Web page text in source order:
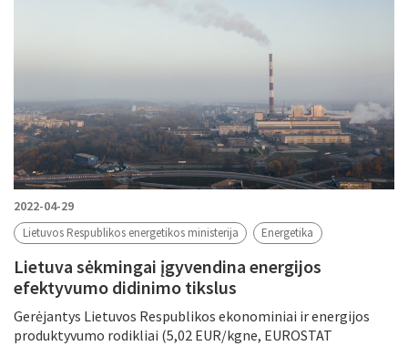
2022-04-29
Lietuvos Respublikos energetikos ministerija Energetika
Lietuva sėkmingai įgyvendina energijos
efektyvumo didinimo tikslus
Gerėjantys Lietuvos Respublikos ekonominiai ir energijos
produktyvumo rodikliai (5,02 EUR/kgne, EUROSTAT